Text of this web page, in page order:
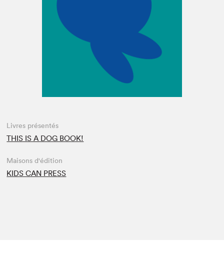
Espace enseignant·e·s
Espace pro
Livres présentés
THIS IS A DOG BOOK!
Maisons d'édition
KIDS CAN PRESS